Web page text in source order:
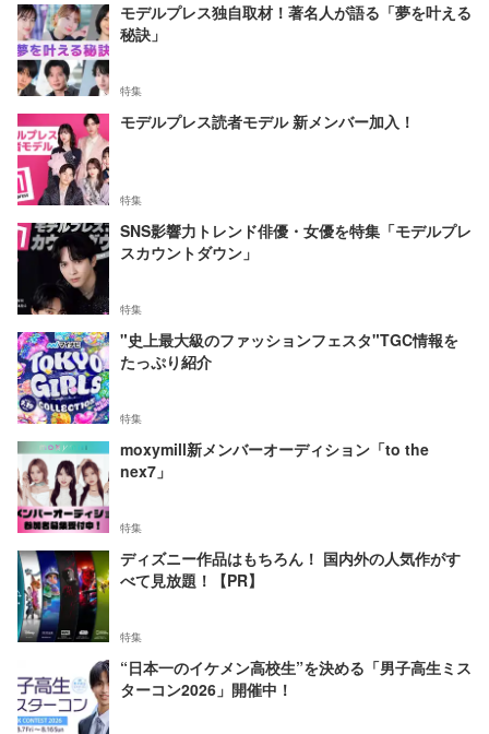
モデルプレス独自取材！著名人が語る「夢を叶える
秘訣」
特集
モデルプレス読者モデル 新メンバー加入！
特集
SNS影響力トレンド俳優・女優を特集「モデルプレ
スカウントダウン」
特集
"史上最大級のファッションフェスタ"TGC情報を
たっぷり紹介
特集
moxymill新メンバーオーディション「to the
nex7」
特集
ディズニー作品はもちろん！ 国内外の人気作がす
べて見放題！【PR】
特集
“日本一のイケメン高校生”を決める「男子高生ミス
ターコン2026」開催中！